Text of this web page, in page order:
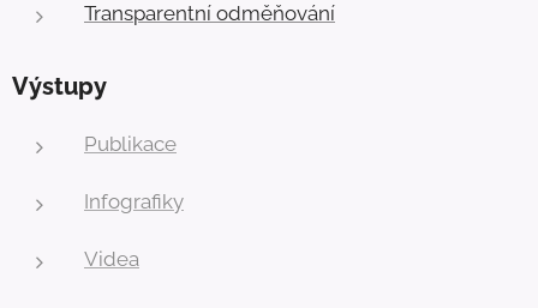
Transparentní odměňování
Výstupy
Publikace
Infografiky
Videa